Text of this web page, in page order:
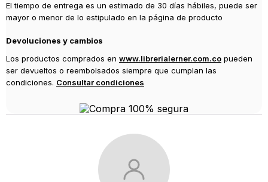
El tiempo de entrega es un estimado de 30 días hábiles, puede ser
mayor o menor de lo estipulado en la página de producto
Devoluciones y cambios
Los productos comprados en www.librerialerner.com.co pueden
ser devueltos o reembolsados siempre que cumplan las
condiciones. Consultar condiciones